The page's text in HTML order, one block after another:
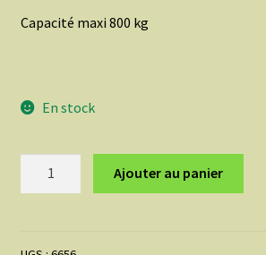
Capacité maxi 800 kg
En stock
Ajouter au panier